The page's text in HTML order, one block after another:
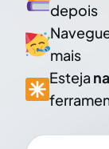
depois
mais
Esteja